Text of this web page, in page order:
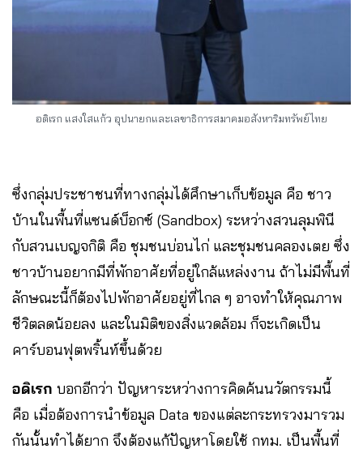
อดิเรก แสงใสแก้ว อุปนายกและเลขาธิการสมาคมอสังหาริมทรัพย์ไทย
ซึ่งกลุ่มประชาชนที่ทางกลุ่มได้ศึกษาเก็บข้อมูล คือ ชาว
บ้านในพื้นที่แซนด์บ็อกซ์ (Sandbox) ระหว่างสวนลุมพินี
กับสวนเบญจกิติ คือ ชุมชนบ่อนไก่ และชุมชนคลองเตย ซึ่ง
ชาวบ้านอยากมีที่พักอาศัยที่อยู่ใกล้แหล่งงาน ถ้าไม่มีพื้นที่
ลักษณะนี้ก็ต้องไปพักอาศัยอยู่ที่ไกล ๆ อาจทำให้คุณภาพ
ชีวิตลดน้อยลง และในมิติของสิ่งแวดล้อม ก็จะเกิดเป็น
คาร์บอนฟุตพริ้นท์ขึ้นด้วย
อดิเรก บอกอีกว่า ปัญหาระหว่างการคิดค้นนวัตกรรมนี้
คือ เมื่อต้องการนำข้อมูล Data ของแต่ละกระทรวงมารวม
กันนั้นทำได้ยาก จึงต้องแก้ปัญหาโดยใช้ กทม. เป็นพื้นที่